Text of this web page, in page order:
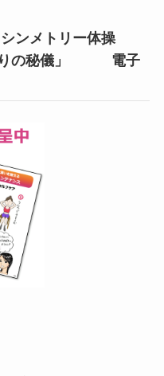
ンメトリー体操
返りの秘儀」 電子